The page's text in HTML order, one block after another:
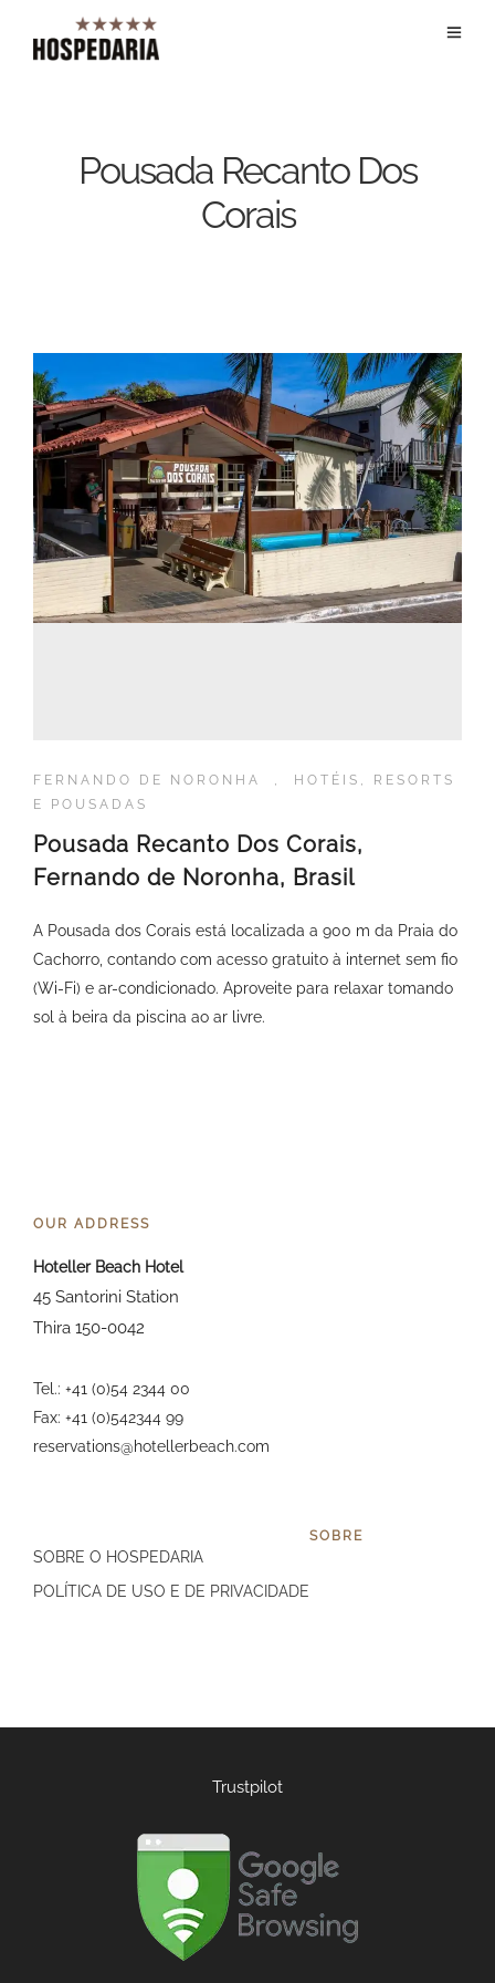
Pousada Recanto Dos
Corais
FERNANDO DE NORONHA ,
HOTÉIS, RESORTS
E POUSADAS
Pousada Recanto Dos Corais,
Fernando de Noronha, Brasil
A Pousada dos Corais está localizada a 900 m da Praia do
Cachorro, contando com acesso gratuito à internet sem fio
(Wi-Fi) e ar-condicionado. Aproveite para relaxar tomando
sol à beira da piscina ao ar livre.
OUR ADDRESS
Hoteller Beach Hotel
45 Santorini Station
Thira 150-0042
Tel.: +41 (0)54 2344 00
Fax: +41 (0)542344 99
reservations@hotellerbeach.com
SOBRE
SOBRE O HOSPEDARIA
POLÍTICA DE USO E DE PRIVACIDADE
Trustpilot